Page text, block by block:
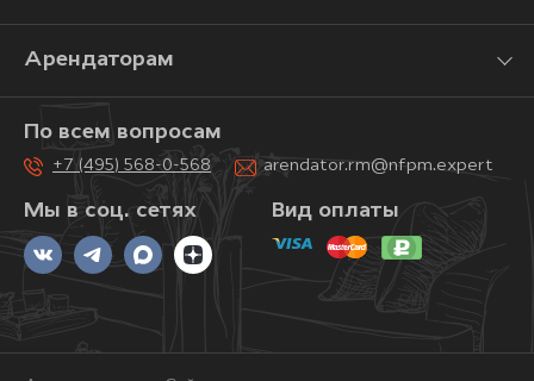
Арендаторам
Мы в соц. сетях
По всем вопросам
+7 (495) 568-0-568 arendator.rm@nfpm.expert
Вид оплаты